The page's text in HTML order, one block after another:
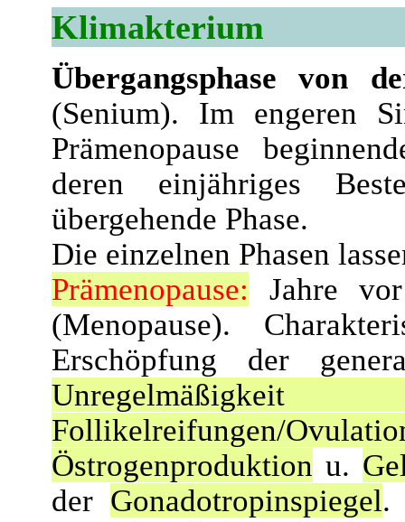
Klimakterium
Übergangsphase von
(Senium). Im engeren
Prämenopause
deren einjähriges
übergehende Phase.
Die einzelnen Phasen
Prämenopause: Jahre
(Menopause).
Erschöpfung der
Follikelreifungen/
Östrogenproduktion u.
der Gonadotropinspiegel.